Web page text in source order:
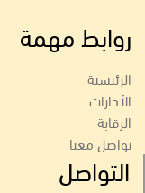
روابط مهمة
الرئيسية
الأدارات
الرقابة
تواصل معنا
التواصل